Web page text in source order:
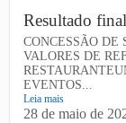
Resultado
CONCESSÃO DE
VALORES DE
EVENTOS...
Leia mais
28 de maio de